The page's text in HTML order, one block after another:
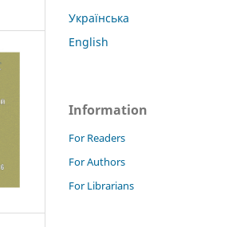
Українська
English
Information
For Readers
For Authors
For Librarians